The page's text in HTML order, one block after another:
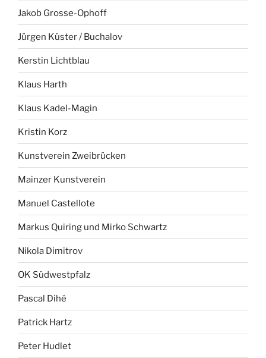
Jakob Grosse-Ophoff
Jürgen Küster / Buchalov
Kerstin Lichtblau
Klaus Harth
Klaus Kadel-Magin
Kristin Korz
Kunstverein Zweibrücken
Mainzer Kunstverein
Manuel Castellote
Markus Quiring und Mirko Schwartz
Nikola Dimitrov
OK Südwestpfalz
Pascal Dihé
Patrick Hartz
Peter Hudlet